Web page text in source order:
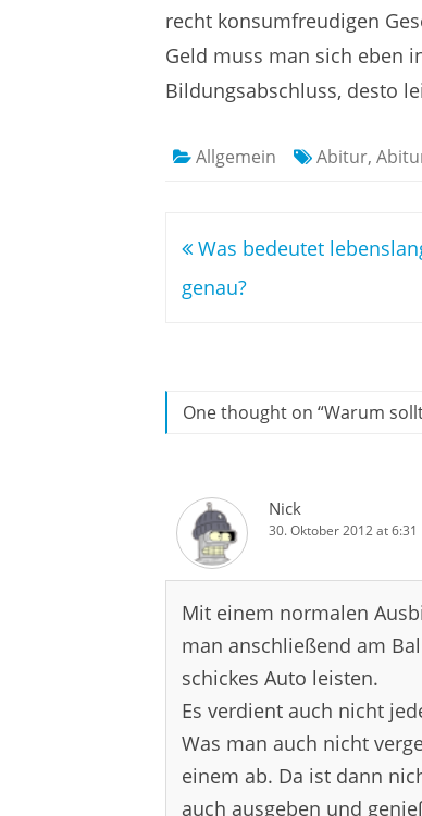
recht konsumfreudigen
Geld muss man sich eben
Bildungsabschluss, desto
Allgemein Abitur,
Beitragsnavigation
Was bedeutet
genau?
One thought on “Warum
Nick
30. Oktober 2012 at 6:31
Mit einem normalen
man anschließend am
schickes Auto leisten.
Es verdient auch nicht
Was man auch nicht
einem ab. Da ist dann
auch ausgeben und